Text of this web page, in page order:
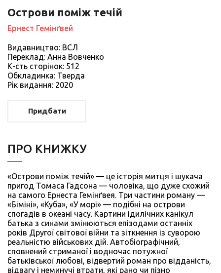
Острови поміж течій
Ернест Гемінґвей
Видавництво: ВСЛ
Переклад: Анна Вовченко
К-сть сторiнок: 512
Обкладинка: Тверда
Рiк видання: 2020
Придбати
ПРО КНИЖКУ
«Острови поміж течій» — це історія митця і шукача
пригод Томаса Гадсона — чоловіка, що дуже схожий
на самого Ернеста Гемінґвея. Три частини роману —
«Біміні», «Куба», «У морі» — подібні на острови
спогадів в океані часу. Картини ідилічних канікул
батька з синами змінюються епізодами останніх
років Другої світової війни та зіткнення із суворою
реальністю військових дій. Автобіо­графічний,
сповнений стриманої і водночас потужної
батьківської любові, відвертий роман про відданість,
відвагу і неминучі втрати, які рано чи піз­но